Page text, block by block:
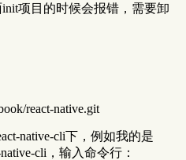
init项目的时候会报错，需要卸
react-native.git
native-cli下，例如我的是
native-cli，输入命令行：